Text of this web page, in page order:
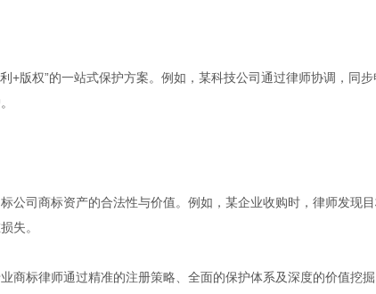
+版权”的一站式保护方案。例如，某科技公司通过律师协调，同步
公司商标资产的合法性与价值。例如，某企业收购时，律师发现
失。
商标律师通过精准的注册策略、全面的保护体系及深度的价值挖